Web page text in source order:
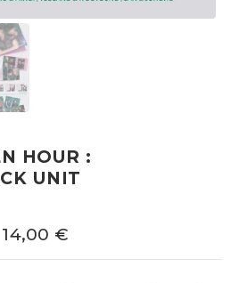
HOUR :
UNIT
14,00 €